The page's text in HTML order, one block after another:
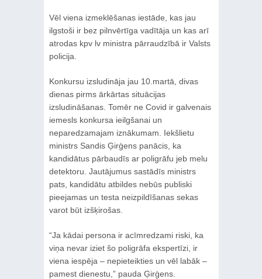
Vēl viena izmeklēšanas iestāde, kas jau
ilgstoši ir bez pilnvērtīga vadītāja un kas arī
atrodas kpv lv ministra pārraudzībā ir Valsts
policija.
Konkursu izsludināja jau 10.martā, divas
dienas pirms ārkārtas situācijas
izsludināšanas. Tomēr ne Covid ir galvenais
iemesls konkursa ieilgšanai un
neparedzamajam iznākumam. Iekšlietu
ministrs Sandis Ģirģens panācis, ka
kandidātus pārbaudīs ar poligrāfu jeb melu
detektoru. Jautājumus sastādīs ministrs
pats, kandidātu atbildes nebūs publiski
pieejamas un testa neizpildīšanas sekas
varot būt izšķirošas.
“Ja kādai persona ir acīmredzami riski, ka
viņa nevar iziet šo poligrāfa ekspertīzi, ir
viena iespēja – nepieteikties un vēl labāk –
pamest dienestu,” pauda Ģirģens.